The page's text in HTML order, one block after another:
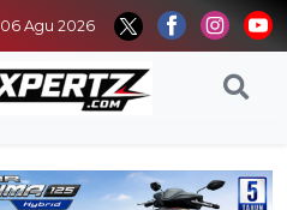
06 Agu 2026